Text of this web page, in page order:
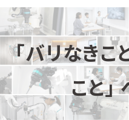
「バリなきこ
こと